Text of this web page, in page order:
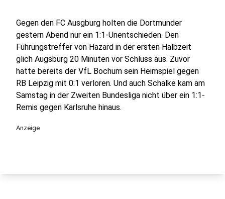
Gegen den FC Ausgburg holten die Dortmunder
gestern Abend nur ein 1:1-Unentschieden. Den
Führungstreffer von Hazard in der ersten Halbzeit
glich Augsburg 20 Minuten vor Schluss aus. Zuvor
hatte bereits der VfL Bochum sein Heimspiel gegen
RB Leipzig mit 0:1 verloren. Und auch Schalke kam am
Samstag in der Zweiten Bundesliga nicht über ein 1:1-
Remis gegen Karlsruhe hinaus.
Anzeige